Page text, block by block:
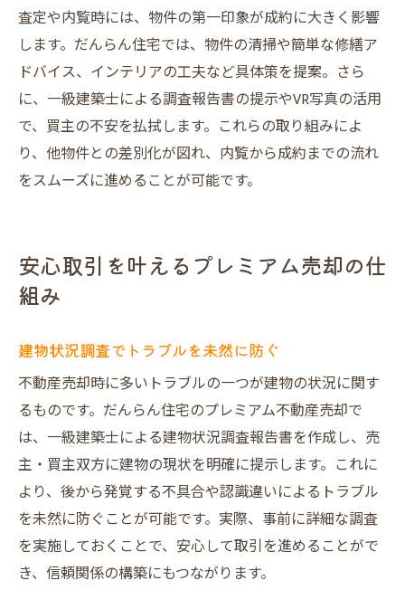
査定や内覧時には、物件の第一印象が成約に大きく影響
します。だんらん住宅では、物件の清掃や簡単な修繕ア
ドバイス、インテリアの工夫など具体策を提案。さら
に、一級建築士による調査報告書の提示やVR写真の活用
で、買主の不安を払拭します。これらの取り組みによ
り、他物件との差別化が図れ、内覧から成約までの流れ
をスムーズに進めることが可能です。
安心取引を叶えるプレミアム売却の仕
組み
建物状況調査でトラブルを未然に防ぐ
不動産売却時に多いトラブルの一つが建物の状況に関す
るものです。だんらん住宅のプレミアム不動産売却で
は、一級建築士による建物状況調査報告書を作成し、売
主・買主双方に建物の現状を明確に提示します。これに
より、後から発覚する不具合や認識違いによるトラブル
を未然に防ぐことが可能です。実際、事前に詳細な調査
を実施しておくことで、安心して取引を進めることがで
き、信頼関係の構築にもつながります。